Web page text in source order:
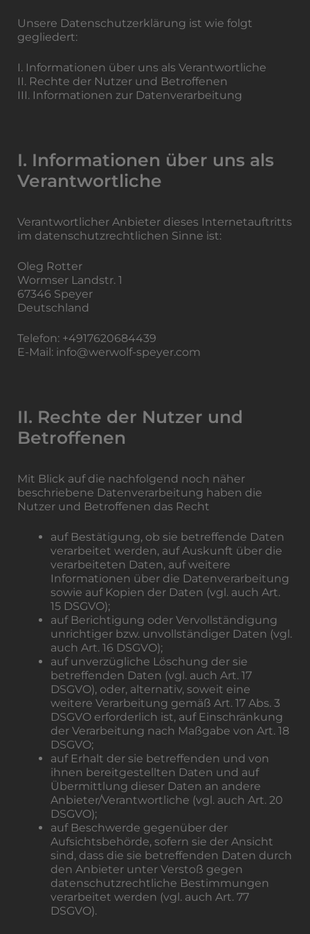
Unsere Datenschutzerklärung ist wie folgt
gegliedert:
I. Informationen über uns als Verantwortliche
II. Rechte der Nutzer und Betroffenen
III. Informationen zur Datenverarbeitung
I. Informationen über uns als
Verantwortliche
Verantwortlicher Anbieter dieses Internetauftritts
im datenschutzrechtlichen Sinne ist:
Oleg Rotter
Wormser Landstr. 1
67346 Speyer
Deutschland
Telefon:​ +4917620684439
E-Mail: info@werwolf-speyer.com
II. Rechte der Nutzer und
Betroffenen
Mit Blick auf die nachfolgend noch näher
beschriebene Datenverarbeitung haben die
Nutzer und Betroffenen das Recht
auf Bestätigung, ob sie betreffende Daten
verarbeitet werden, auf Auskunft über die
verarbeiteten Daten, auf weitere
Informationen über die Datenverarbeitung
sowie auf Kopien der Daten (vgl. auch Art.
15 DSGVO);
auf Berichtigung oder Vervollständigung
unrichtiger bzw. unvollständiger Daten (vgl.
auch Art. 16 DSGVO);
auf unverzügliche Löschung der sie
betreffenden Daten (vgl. auch Art. 17
DSGVO), oder, alternativ, soweit eine
weitere Verarbeitung gemäß Art. 17 Abs. 3
DSGVO erforderlich ist, auf Einschränkung
der Verarbeitung nach Maßgabe von Art. 18
DSGVO;
auf Erhalt der sie betreffenden und von
ihnen bereitgestellten Daten und auf
Übermittlung dieser Daten an andere
Anbieter/Verantwortliche (vgl. auch Art. 20
DSGVO);
auf Beschwerde gegenüber der
Aufsichtsbehörde, sofern sie der Ansicht
sind, dass die sie betreffenden Daten durch
den Anbieter unter Verstoß gegen
datenschutzrechtliche Bestimmungen
verarbeitet werden (vgl. auch Art. 77
DSGVO).